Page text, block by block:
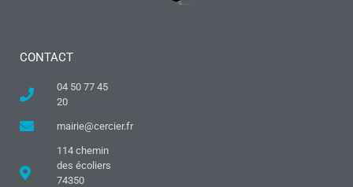
CONTACT
04 50 77 45
20
mairie@cercier.fr
114 chemin
des écoliers
74350